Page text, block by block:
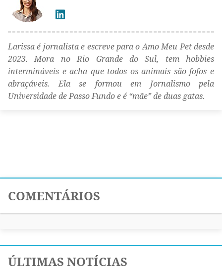
Larissa é jornalista e escreve para o Amo Meu Pet desde
2023. Mora no Rio Grande do Sul, tem hobbies
intermináveis e acha que todos os animais são fofos e
abraçáveis. Ela se formou em Jornalismo pela
Universidade de Passo Fundo e é “mãe” de duas gatas.
COMENTÁRIOS
ÚLTIMAS NOTÍCIAS